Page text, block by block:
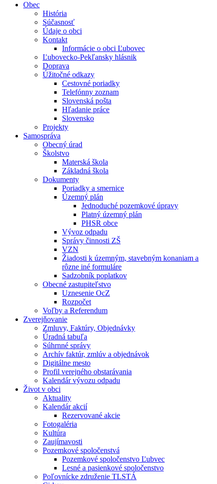
Obec
História
Súčasnosť
Údaje o obci
Kontakt
Informácie o obci Ľubovec
Ľubovecko-Pekľansky hlásnik
Doprava
Úžitočné odkazy
Cestovné poriadky
Telefónny zoznam
Slovenská pošta
Hľadanie práce
Slovensko
Projekty
Samospráva
Obecný úrad
Školstvo
Materská škola
Základná škola
Dokumenty
Poriadky a smernice
Územný plán
Jednoduché pozemkové úpravy
Platný územný plán
PHSR obce
Vývoz odpadu
Správy činnosti ZŠ
VZN
Žiadosti k územným, stavebným konaniam a
rôzne iné formuláre
Sadzobník poplatkov
Obecné zastupiteľstvo
Uznesenie OcZ
Rozpočet
Voľby a Referendum
Zverejňovanie
Zmluvy, Faktúry, Objednávky
Úradná tabuľa
Súhrnné správy
Archív faktúr, zmlúv a objednávok
Digitálne mesto
Profil verejného obstarávania
Kalendár vývozu odpadu
Život v obci
Aktuality
Kalendár akcií
Rezervované akcie
Fotogaléria
Kultúra
Zaujímavosti
Pozemkové spoločenstvá
Pozemkové spoločenstvo Ľubvec
Lesné a pasienkové spoločenstvo
Poľovnícke združenie TLSTÁ